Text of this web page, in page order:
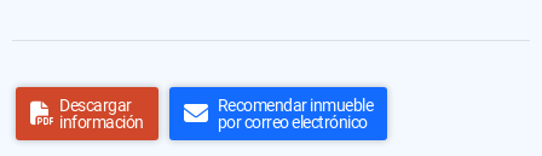
Descargar
información
Recomendar inmueble
por correo electrónico